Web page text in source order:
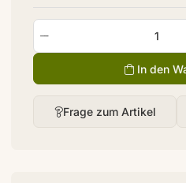
Frage zum Artikel
In den